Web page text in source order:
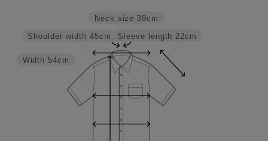
Sleeve length 22cm
Neck size 39cm
Width 54cm
Shoulder width 45cm